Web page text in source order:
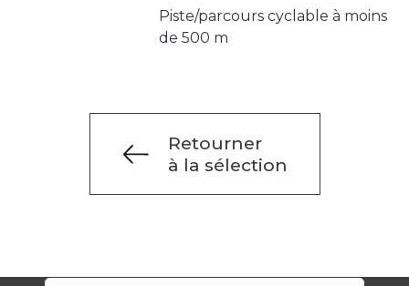
Piste/parcours cyclable à moins
de 500 m
Retourner
à la sélection